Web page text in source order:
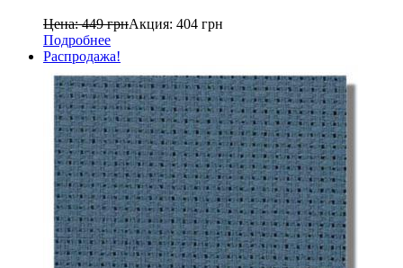
Цена:449грнАкция: 404 грн
Подробнее
Распродажа!